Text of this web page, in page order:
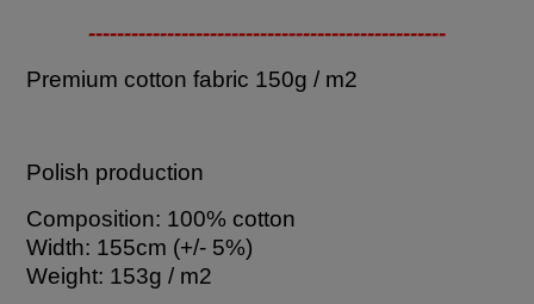
--------------------------------------------------
Premium cotton fabric 150g / m2
Polish production
Composition: 100% cotton
Width: 155cm (+/- 5%)
Weight: 153g / m2